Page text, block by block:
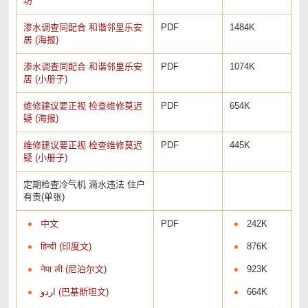
渗水调查同配合 和谐邻里乐安
居 (海报)
PDF 1484K
渗水调查同配合 和谐邻里乐安
居 (小册子)
PDF 1074K
维修建议要正视 检查维修莫迟
疑 (海报)
PDF 654K
维修建议要正视 检查维修莫迟
疑 (小册子)
PDF 445K
定期检查冷气机 滴水违法 住户
有责(单张)
中文
हिन्दी (印度文)
नेपा ली (尼泊尔文)
اردو (巴基斯坦文)
PDF 242K
876K
923K
664K